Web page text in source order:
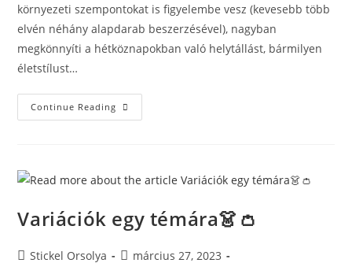
környezeti szempontokat is figyelembe vesz (kevesebb több
elvén néhány alapdarab beszerzésével), nagyban
megkönnyíti a hétköznapokban való helytállást, bármilyen
életstílust…
Continue Reading
Variációk egy témára👗👛
Stickel Orsolya
március 27, 2023